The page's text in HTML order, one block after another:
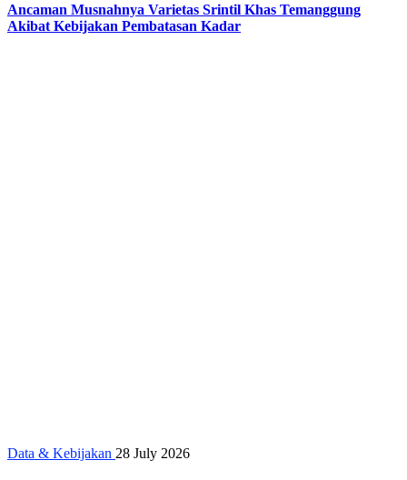
Ancaman Musnahnya Varietas Srintil Khas Temanggung
Akibat Kebijakan Pembatasan Kadar
Data & Kebijakan 28 July 2026